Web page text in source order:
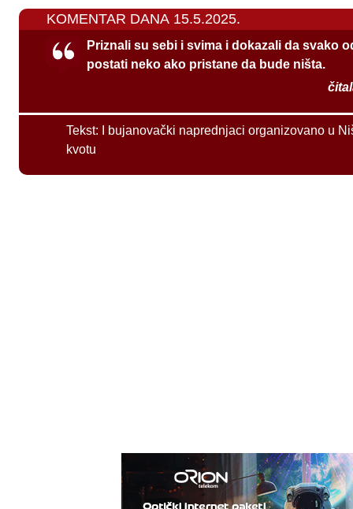
KOMENTAR DANA 15.5.2025.
Priznali su sebi i svima i dokazali da svako
postati neko ako pristane da bude ništa.
Tekst:
I bujanovački naprednjaci organizovano u
kvotu